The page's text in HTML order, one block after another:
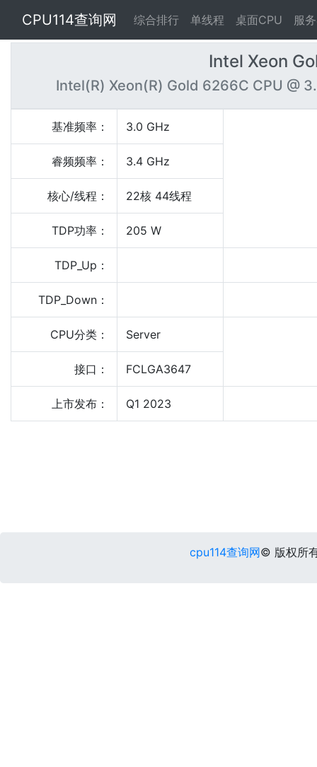
CPU114查询网 综合排行 单线程 桌面CPU 服
Intel Xeon
Intel(R) Xeon(R) Gold 6266C CPU @
基准频率： 3.0 GHz
睿频频率： 3.4 GHz
核心/线程： 22核 44线程
TDP功率： 205 W
TDP_Up：
TDP_Down：
CPU分类： Server
接口： FCLGA3647
上市发布： Q1 2023
cpu114查询网© 版权所